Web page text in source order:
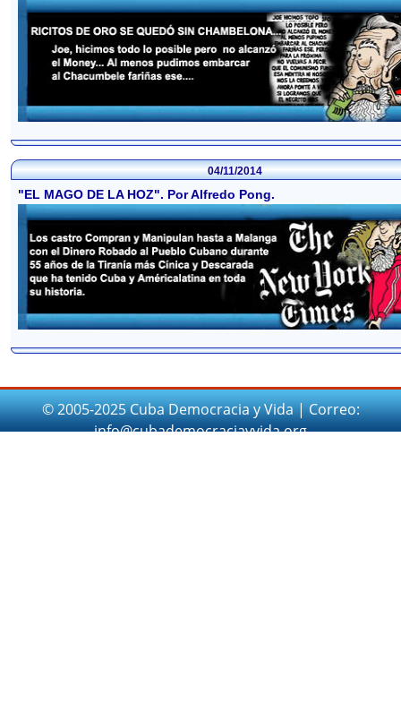
04/11/2014
"EL MAGO DE LA HOZ". Por Alfredo Pong.
© 2005-2025 Cuba Democracia y Vida | Correo:
info@cubademocraciayvida.org